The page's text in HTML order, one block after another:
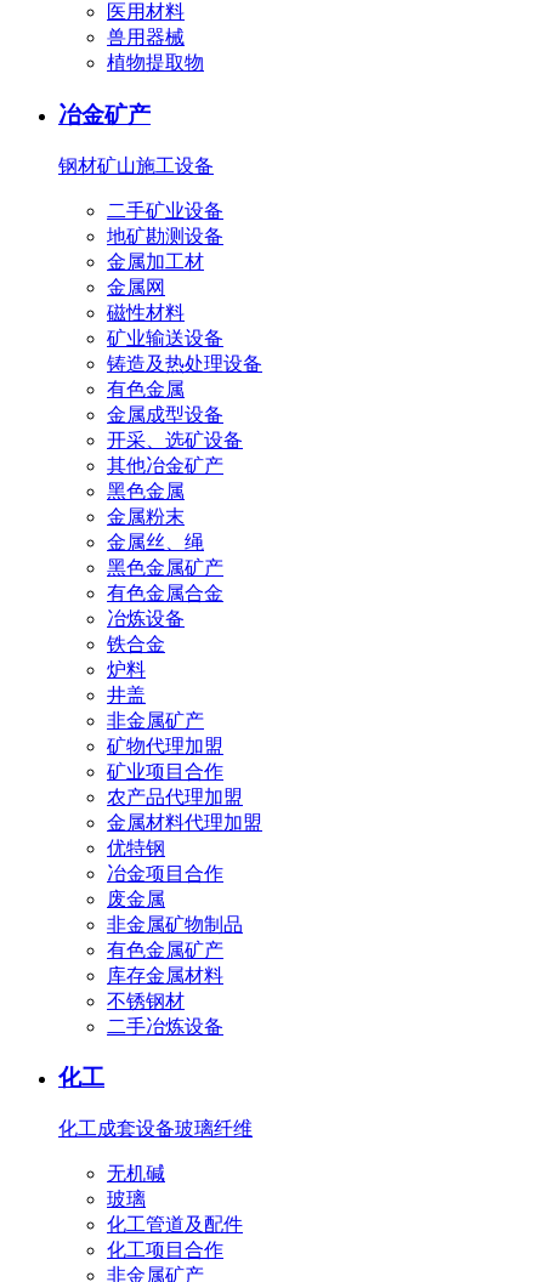
医用材料
兽用器械
植物提取物
冶金矿产
钢材矿山施工设备
二手矿业设备
地矿勘测设备
金属加工材
金属网
磁性材料
矿业输送设备
铸造及热处理设备
有色金属
金属成型设备
开采、选矿设备
其他冶金矿产
黑色金属
金属粉末
金属丝、绳
黑色金属矿产
有色金属合金
冶炼设备
铁合金
炉料
井盖
非金属矿产
矿物代理加盟
矿业项目合作
农产品代理加盟
金属材料代理加盟
优特钢
冶金项目合作
废金属
非金属矿物制品
有色金属矿产
库存金属材料
不锈钢材
二手冶炼设备
化工
化工成套设备玻璃纤维
无机碱
玻璃
化工管道及配件
化工项目合作
非金属矿产